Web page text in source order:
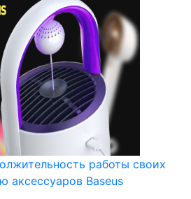
работы своих
аксессуаров Baseus